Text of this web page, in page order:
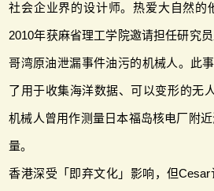
社会企业界的设计师。热爱大自然的
2010年获麻省理工学院邀请担任研究
哥湾原油泄漏事件油污的机械人。此
了用于收集海洋数据、可以变形的无
机械人曾用作测量日本福岛核电厂附
量。
香港深受「即弃文化」影响，但